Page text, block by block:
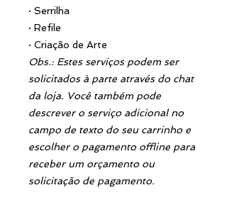
· Serrilha
· Refile
· Criação de Arte
Obs.: Estes serviços podem ser
solicitados à parte através do chat
da loja. Você também pode
descrever o serviço adicional no
campo de texto do seu carrinho e
escolher o pagamento offline para
receber um orçamento ou
solicitação de pagamento.